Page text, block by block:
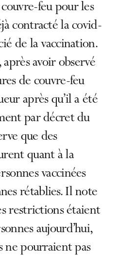
feu pour les
contracté la covid-
de la vaccination.
avoir observé
de couvre-feu
après qu’il a été
par décret du
que des
quant à la
vaccinées
rétablies. Il note
restrictions étaient
aujourd’hui,
ne pourraient pas